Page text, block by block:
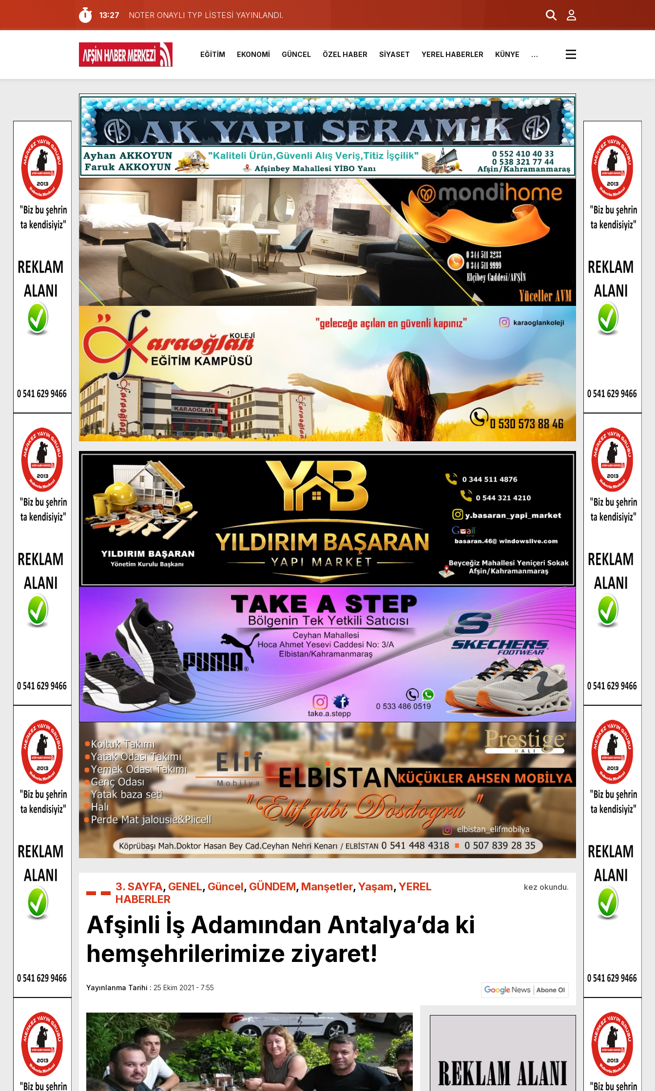
13:27
NOTER ONAYLI TYP LİSTESİ YAYINLANDI.
11:22
KAFUM Fuar Alanı Bulut ve Yavuz’un Ezgileriyle Şenlendi.
8:06
Afşinli bir hemşehrimizin de olduğu Filistin Konvoyu, güçlenerek ilerliyor.
14:05
Madrigal, Perşembe Günü KAFUM’da Sahne Alacak.
7:39
KEDİNİZ Mİ VAR?
7:27
Cumhurbaşkanı Erdoğan, Ayser Çalık Ortaokulu Şehitlerinin Aileleriyle Bir Araya Geldi.
13:57
Afşin Heyetinden Kaymakam Muammer Sarıdoğan’a Beşikdüzü’nde hayırlı olsun ziyareti.
10:34
Vatandaşlardan Ağustos Fuarı’na Tam Not.
16:48
Pusula Maraş Kamplarında 2 Bin Genç Doğa ve Bilimle Buluştu.
16:10
Uluslararası Bisiklet Yarışması’nda En Zorlu Etap Tamamlandı.
EĞİTİM EKONOMİ GÜNCEL ÖZEL HABER SİYASET YEREL HABERLER KÜNYE …
3. SAYFA, GENEL, Güncel, GÜNDEM, Manşetler,Yaşam,YEREL
HABERLER
kez okundu.
Afşinli İş Adamından Antalya’da ki
hemşehrilerimize ziyaret!
Yayınlanma Tarihi : 25 Ekim 2021 - 7:55